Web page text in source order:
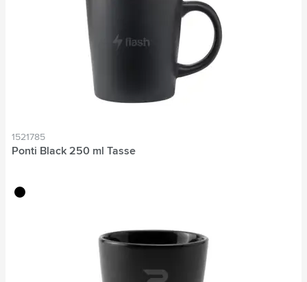
1521785
Ponti Black 250 ml Tasse
noir